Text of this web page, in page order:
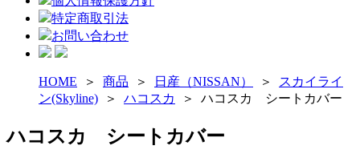
特定商取引法
お問い合わせ
HOME ＞ 商品 ＞ 日産（NISSAN） ＞
スカイライ
ン(Skyline) ＞ ハコスカ ＞ ハコスカ シートカバー
ハコスカ シートカバー